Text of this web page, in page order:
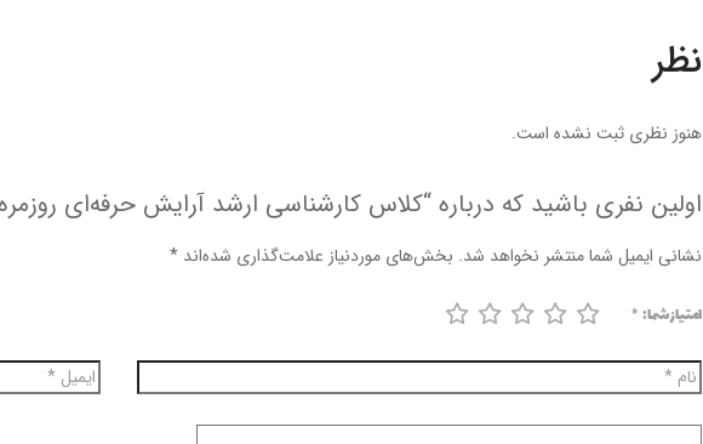
نظر
هنوز نظری ثبت نشده است.
اولین نفری باشید که درباره “کلاس کارشناسی ارشد آرایش حرفه‌ای
نشانی ایمیل شما منتشر نخواهد شد. بخش‌های موردنیاز علامت‌گذاری شده‌اند *
امتیاز شما:*